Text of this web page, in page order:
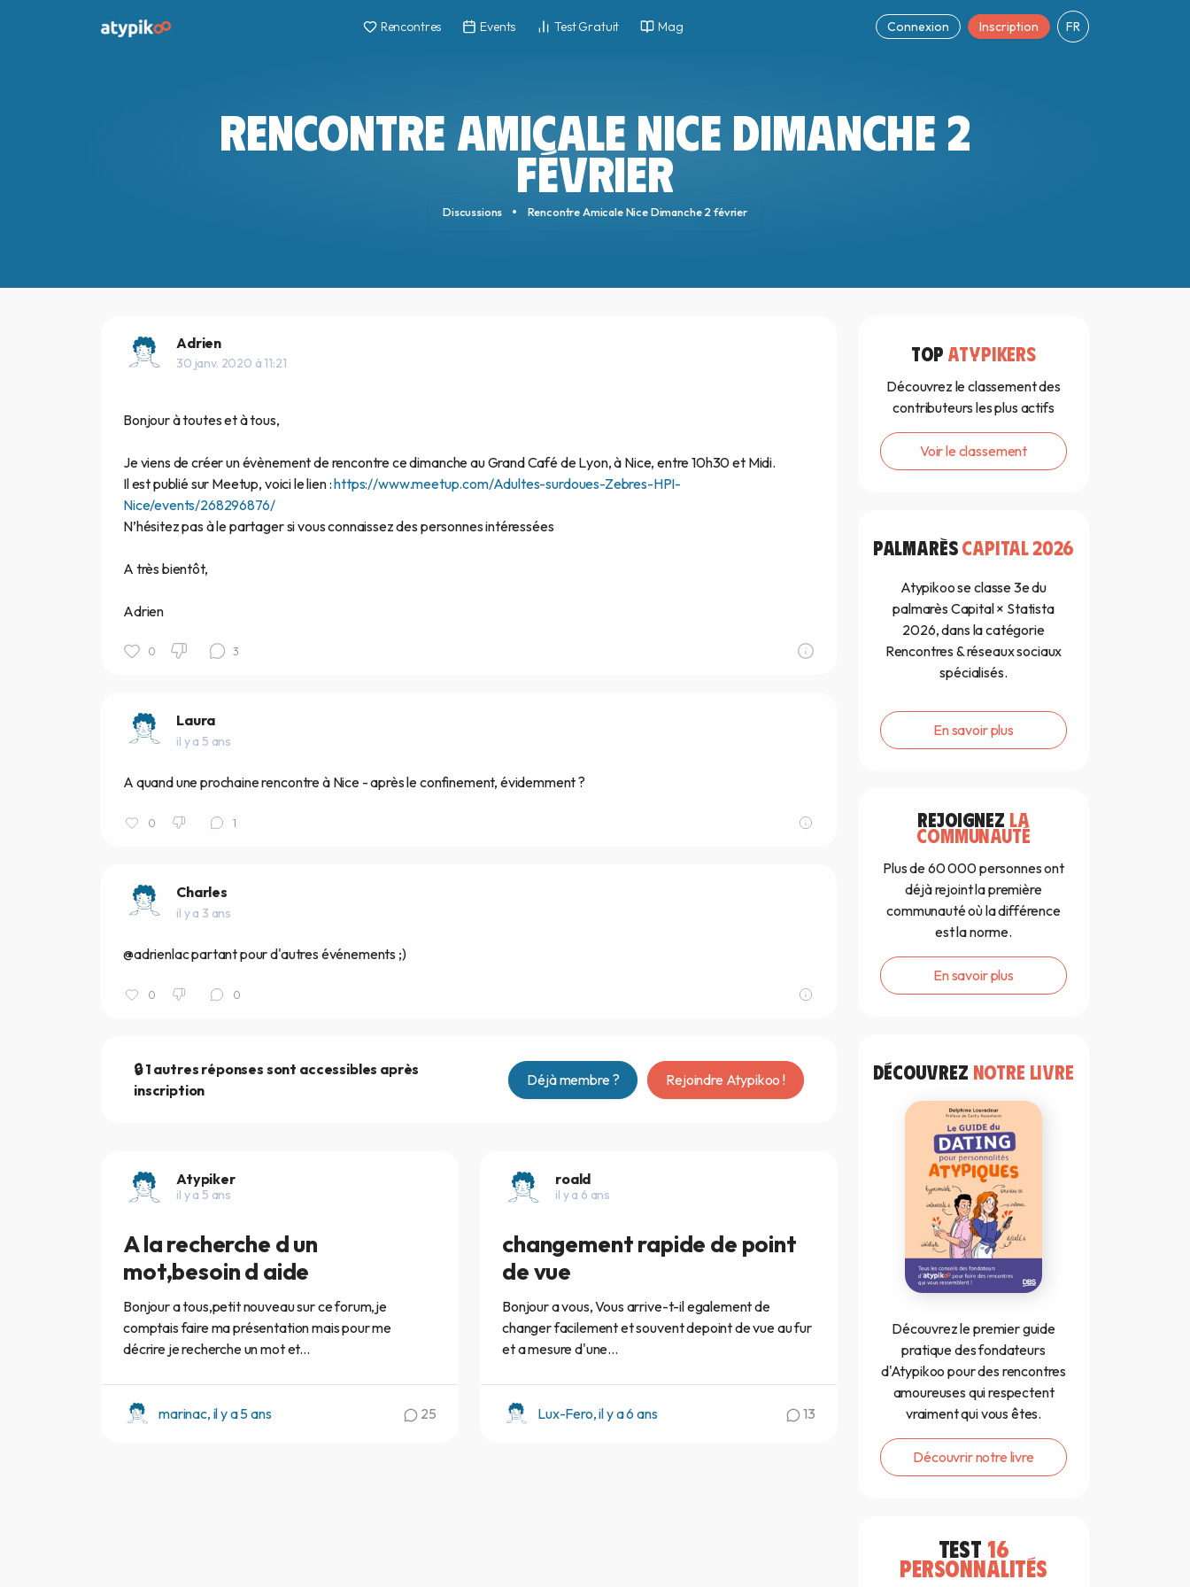
Connexion Inscription FR
Rencontres Events Test Gratuit Mag
RENCONTRE AMICALE NICE DIMANCHE 2
FÉVRIER
Discussions Rencontre Amicale Nice Dimanche 2 février
Adrien
30 janv. 2020 à 11:21
Bonjour à toutes et à tous,
Je viens de créer un évènement de rencontre ce dimanche au Grand Café de Lyon, à Nice, entre 10h30 et Midi.
Il est publié sur Meetup, voici le lien :https://www.meetup.com/Adultes-surdoues-Zebres-HPI-
Nice/events/268296876/
N’hésitez pas à le partager si vous connaissez des personnes intéressées
A très bientôt,
Adrien
0 3
Laura
il y a 5 ans
A quand une prochaine rencontre à Nice - après le confinement, évidemment ?
0 1
Charles
il y a 3 ans
@adrienlac partant pour d'autres événements ;)
0 0
🔒 1 autres réponses sont accessibles après
inscription
Déjà membre ? Rejoindre Atypikoo !
Atypiker
il y a 5 ans
A la recherche d un
mot,besoin d aide
Bonjour a tous,petit nouveau sur ce forum,je
comptais faire ma présentation mais pour me
décrire je recherche un mot et...
marinac, il y a 5 ans 25
roald
il y a 6 ans
changement rapide de point
de vue
Bonjour a vous, Vous arrive-t-il egalement de
changer facilement et souvent depoint de vue au fur
et a mesure d'une...
Lux-Fero, il y a 6 ans 13
TOP ATYPIKERS
Découvrez le classement des
contributeurs les plus actifs
Voir le classement
PALMARÈSCAPITAL 2026
Atypikoo se classe 3e du
palmarès Capital × Statista
2026, dans la catégorie
Rencontres & réseaux sociaux
spécialisés.
En savoir plus
REJOIGNEZ LA
COMMUNAUTÉ
Plus de 60 000 personnes ont
déjà rejoint la première
communauté où la différence
est la norme.
En savoir plus
DÉCOUVREZ NOTRE LIVRE
Découvrez le premier guide
pratique des fondateurs
d'Atypikoo pour des rencontres
amoureuses qui respectent
vraiment qui vous êtes.
Découvrir notre livre
TEST 16
PERSONNALITÉS